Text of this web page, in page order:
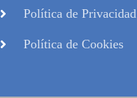
Política de Privacidad
Política de Cookies